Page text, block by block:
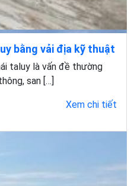
bằng vải địa kỹ thuật
taluy là vấn đề thường
san […]
Xem chi tiết